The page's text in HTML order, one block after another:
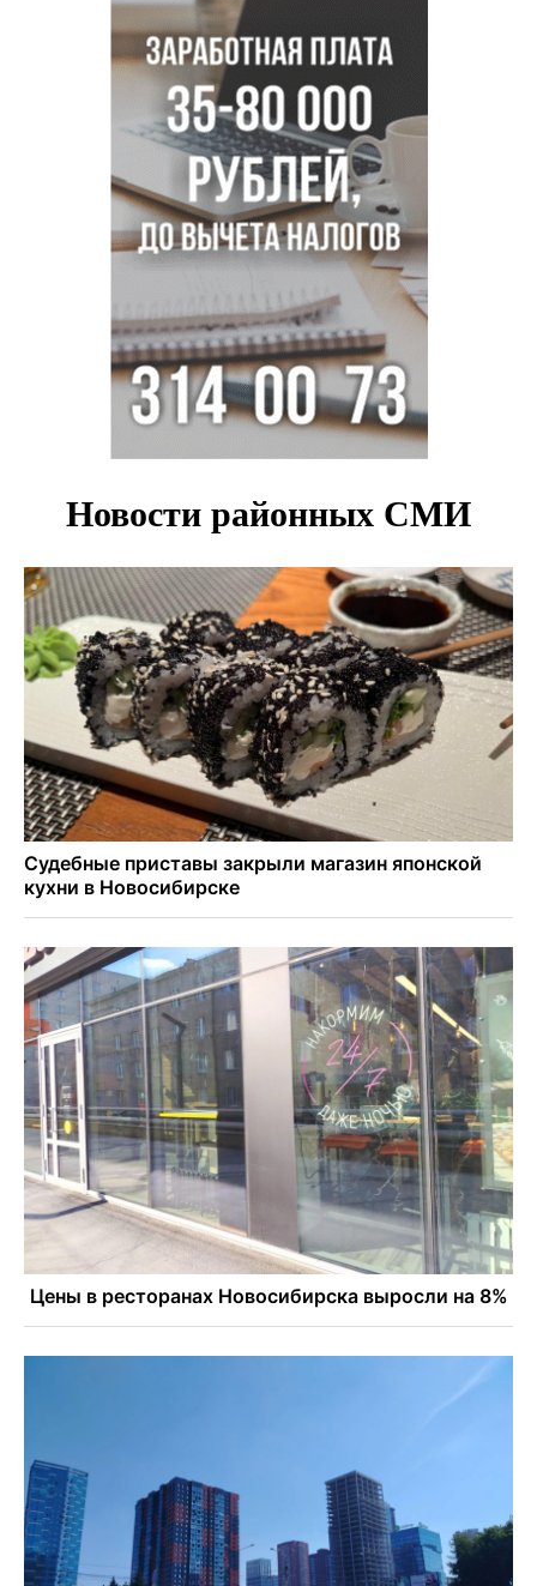
Заборы на площади Маркса сносят для новой зоны
отдыха в Новосибирске
Глава сельсовета Игорь Конах утонул у острова в
Новосибирском водохранилище